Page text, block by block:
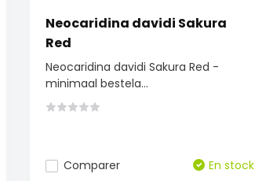
Neocaridina davidi Sakura
Red
Neocaridina davidi Sakura Red -
minimaal bestela...
Comparer En stock